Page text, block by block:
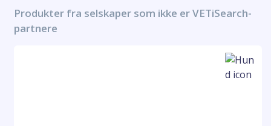
Produkter fra selskaper som ikke er VETiSearch-
partnere